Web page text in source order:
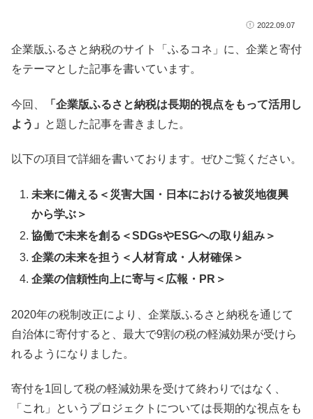
2022.09.07
企業版ふるさと納税のサイト「ふるコネ」に、企業と寄付
をテーマとした記事を書いています。
今回、
「企業版ふるさと納税は長期的視点をもって活用し
よう」
と題した記事を書きました。
以下の項目で詳細を書いております。ぜひご覧ください。
未来に備える＜災害大国・日本における被災地復興
から学ぶ＞
協働で未来を創る＜SDGsやESGへの取り組み＞
企業の未来を担う＜人材育成・人材確保＞
企業の信頼性向上に寄与＜広報・PR＞
2020年の税制改正により、企業版ふるさと納税を通じて
自治体に寄付すると、最大で9割の税の軽減効果が受けら
れるようになりました。
寄付を1回して税の軽減効果を受けて終わりではなく、
「これ」というプロジェクトについては長期的な視点をも